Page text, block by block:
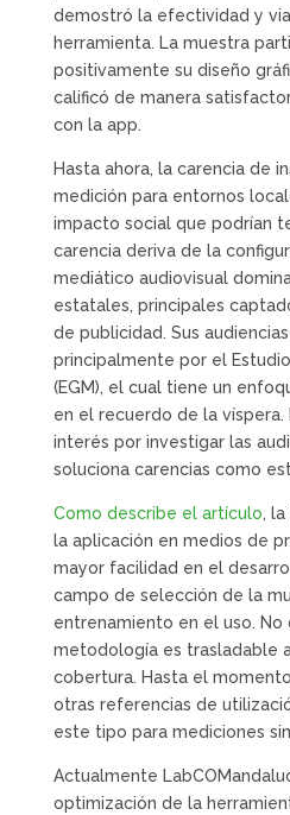
demostró la efectividad y
herramienta. La muestra
positivamente su diseño
calificó de manera
con la app.
Hasta ahora, la carencia de
medición para entornos
impacto social que podrían
carencia deriva de la
mediático audiovisual
estatales, principales
de publicidad. Sus
principalmente por el
(EGM), el cual tiene un
en el recuerdo de la víspera.
interés por investigar las
soluciona carencias como
Como describe el artículo,
la aplicación en medios de
mayor facilidad en el
campo de selección de la
entrenamiento en el uso.
metodología es trasladable
cobertura. Hasta el
otras referencias de
este tipo para mediciones
Actualmente
optimización de la